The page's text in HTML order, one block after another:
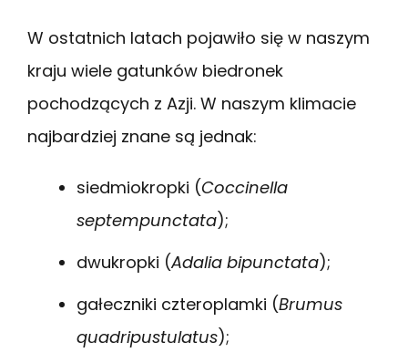
W ostatnich latach pojawiło się w naszym
kraju wiele gatunków biedronek
pochodzących z Azji. W naszym klimacie
najbardziej znane są jednak:
siedmiokropki (Coccinella
septempunctata);
dwukropki (Adalia bipunctata);
gałeczniki czteroplamki (Brumus
quadripustulatus);